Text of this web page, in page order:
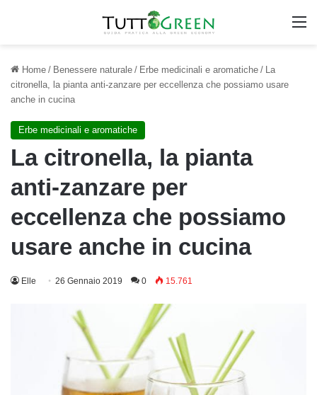
Home / Benessere naturale / Erbe medicinali e aromatiche / La
citronella, la pianta anti-zanzare per eccellenza che possiamo usare
anche in cucina
Erbe medicinali e aromatiche
La citronella, la pianta
anti-zanzare per
eccellenza che possiamo
usare anche in cucina
Elle 26 Gennaio 2019 0 15.761